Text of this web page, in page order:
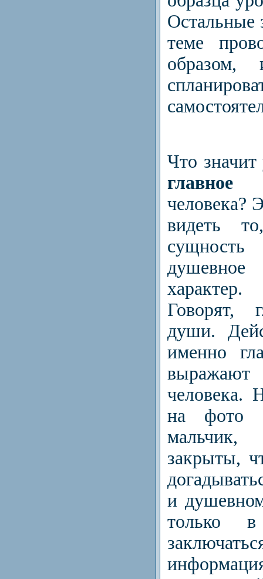
Остальные
теме
Что
главное
человека?
видеть
характер.
Говорят,
души.
именно
выражают
человека.
на фото
мальчик,
закрыты,
и
только